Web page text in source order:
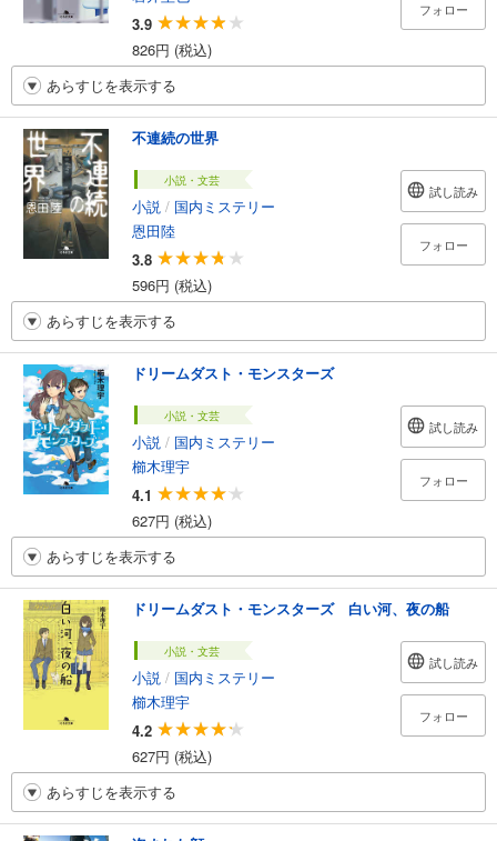
3.9
826円 (税込)
フォロー
あらすじを表示する
不連続の世界
小説・文芸
小説 / 国内ミステリー
恩田陸
3.8
596円 (税込)
試し読み
フォロー
あらすじを表示する
ドリームダスト・モンスターズ
小説・文芸
小説 / 国内ミステリー
櫛木理宇
4.1
627円 (税込)
試し読み
フォロー
あらすじを表示する
ドリームダスト・モンスターズ 白い河、夜の船
小説・文芸
小説 / 国内ミステリー
櫛木理宇
4.2
627円 (税込)
試し読み
フォロー
あらすじを表示する